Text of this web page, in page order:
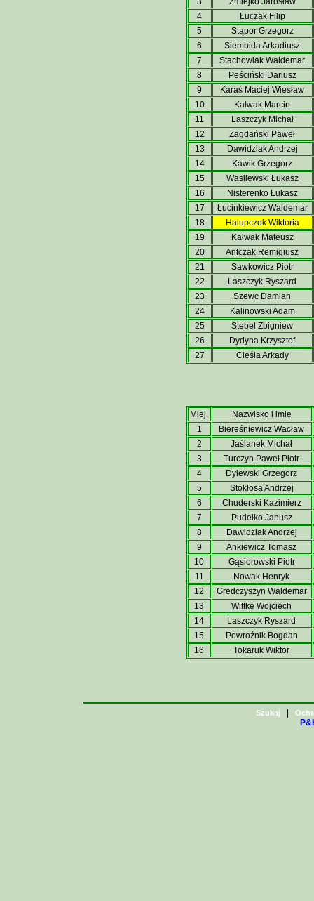
4
Łuczak Filip
5
Stąpor Grzegorz
6
Siembida Arkadiusz
7
Stachowiak Waldemar
8
Peściński Dariusz
9
Karaś Maciej Wiesław
10
Kałwak Marcin
11
Laszczyk Michał
12
Zagdański Paweł
13
Dawidziak Andrzej
14
Kawik Grzegorz
15
Wasilewski Łukasz
16
Nisterenko Łukasz
17
Łucinkiewicz Waldemar
18
Halupczok Wiktoria
19
Kałwak Mateusz
20
Antczak Remigiusz
21
Sawkowicz Piotr
22
Laszczyk Ryszard
23
Szewc Damian
24
Kalinowski Adam
25
Stebel Zbigniew
26
Dydyna Krzysztof
27
Cieśla Arkady
Miej.
Nazwisko i imię
1
Biereśniewicz Wacław
2
Jaślanek Michał
3
Turczyn Paweł Piotr
4
Dylewski Grzegorz
5
Stokłosa Andrzej
6
Chuderski Kazimierz
7
Pudełko Janusz
8
Dawidziak Andrzej
9
Ankiewicz Tomasz
10
Gąsiorowski Piotr
11
Nowak Henryk
12
Gredczyszyn Waldemar
13
Wittke Wojciech
14
Laszczyk Ryszard
15
Powroźnik Bogdan
16
Tokaruk Wiktor
Szukaj